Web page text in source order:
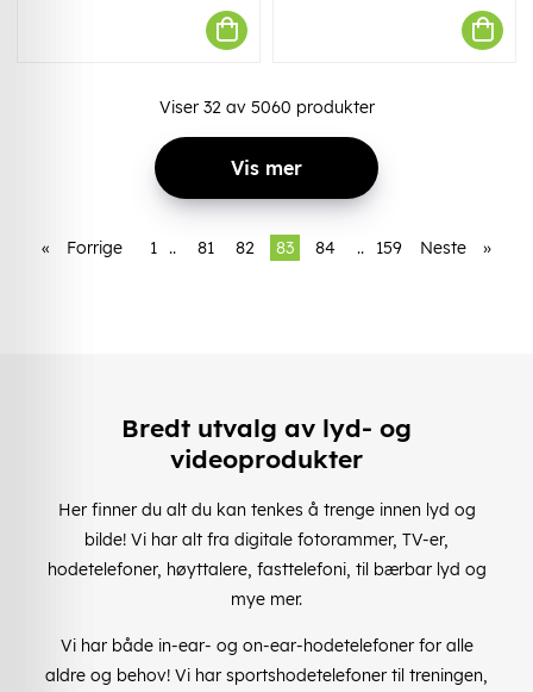
Viser 32av 5060 produkter
Vis mer
« Forrige 1 .. 81 82 83 84 .. 159 Neste »
Bredt utvalg av lyd- og
videoprodukter
Her finner du alt du kan tenkes å trenge innen lyd og
bilde! Vi har alt fra digitale fotorammer, TV-er,
hodetelefoner, høyttalere, fasttelefoni, til bærbar lyd og
mye mer.
Vi har både in-ear- og on-ear-hodetelefoner for alle
aldre og behov! Vi har sportshodetelefoner til treningen,